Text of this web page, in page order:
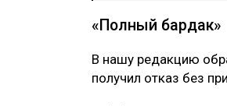
«Полный бардак»
В нашу редакцию
получил отказ без